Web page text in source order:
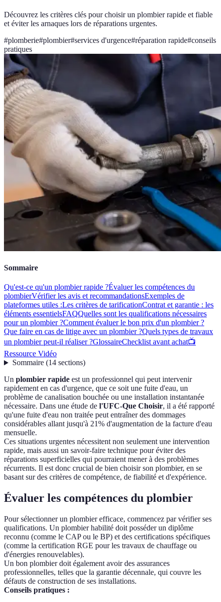
Découvrez les critères clés pour choisir un plombier rapide et fiable
et éviter les arnaques lors de réparations urgentes.
#plomberie#plombier#services d'urgence#réparation rapide#conseils
pratiques
Sommaire
Qu'est-ce qu'un plombier rapide ?Évaluer les compétences du
plombierVérifier les avis et recommandationsExemples de
plateformes utiles :Les critères de tarificationContrat et garantie : les
éléments essentielsFAQQuelles sont les qualifications nécessaires
pour un plombier ?Comment évaluer le bon prix d'un plombier ?
Que faire en cas de litige avec un plombier ?Quels types de travaux
un plombier peut-il réaliser ?GlossaireChecklist avant achat📺
Ressource Vidéo
Sommaire(14 sections)
Un plombier rapide est un professionnel qui peut intervenir
rapidement en cas d'urgence, que ce soit une fuite d'eau, un
problème de canalisation bouchée ou une installation instantanée
nécessaire. Dans une étude de l'UFC-Que Choisir, il a été rapporté
qu'une fuite d'eau non traitée peut entraîner des dommages
considérables allant jusqu'à 21% d'augmentation de la facture d'eau
mensuelle.
Ces situations urgentes nécessitent non seulement une intervention
rapide, mais aussi un savoir-faire technique pour éviter des
réparations superficielles qui pourraient mener à des problèmes
récurrents. Il est donc crucial de bien choisir son plombier, en se
basant sur des critères de compétence, de fiabilité et d'expérience.
Évaluer les compétences du plombier
Pour sélectionner un plombier efficace, commencez par vérifier ses
qualifications. Un plombier habilité doit posséder un diplôme
reconnu (comme le CAP ou le BP) et des certifications spécifiques
(comme la certification RGE pour les travaux de chauffage ou
d'énergies renouvelables).
Un bon plombier doit également avoir des assurances
professionnelles, telles que la garantie décennale, qui couvre les
défauts de construction de ses installations.
Conseils pratiques :